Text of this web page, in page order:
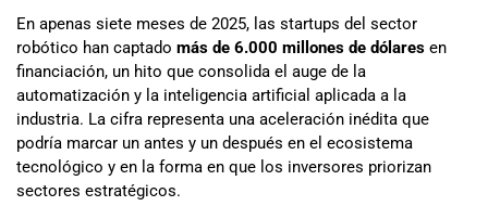
En apenas siete meses de 2025, las startups del sector
robótico han captado más de 6.000 millones de dólares en
financiación, un hito que consolida el auge de la
automatización y la inteligencia artificial aplicada a la
industria. La cifra representa una aceleración inédita que
podría marcar un antes y un después en el ecosistema
tecnológico y en la forma en que los inversores priorizan
sectores estratégicos.